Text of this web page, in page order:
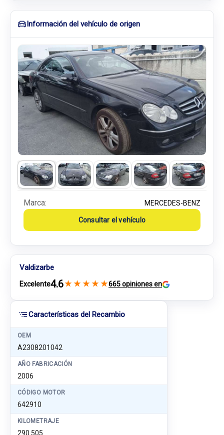
Características del Recambio
OEM
A2308201042
AÑO FABRICACIÓN
2006
CÓDIGO MOTOR
642910
KILOMETRAJE
290.505
Información del vehículo de origen
Marca: MERCEDES-BENZ
Consultar el vehículo
Valdizarbe
Excelente4.6★ ★ ★ ★ ★665 opiniones en